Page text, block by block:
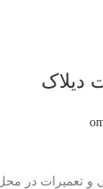
دیلاک
و تعمیرات در